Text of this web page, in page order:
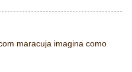
maracuja imagina como